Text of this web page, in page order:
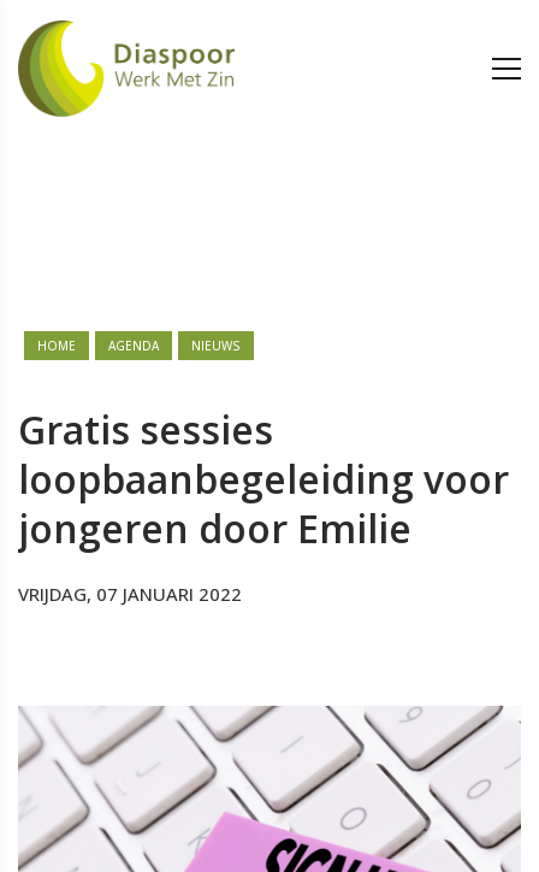
HOME AGENDA NIEUWS
Gratis sessies
loopbaanbegeleiding voor
jongeren door Emilie
VRIJDAG, 07 JANUARI 2022